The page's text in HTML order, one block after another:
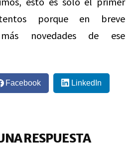
porque en breve
más novedades de ese
Facebook LinkedIn
RESPUESTA